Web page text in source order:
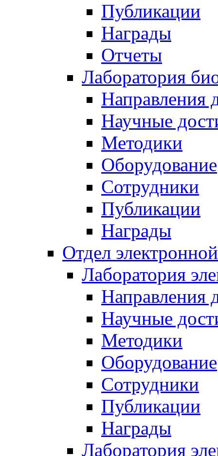
Публикации
Награды
Отчеты
Лаборатория
Направления
Научные
Методики
Оборудование
Сотрудники
Публикации
Награды
Отдел
Лаборатория
Направления
Научные
Методики
Оборудование
Сотрудники
Публикации
Награды
Лаборатория